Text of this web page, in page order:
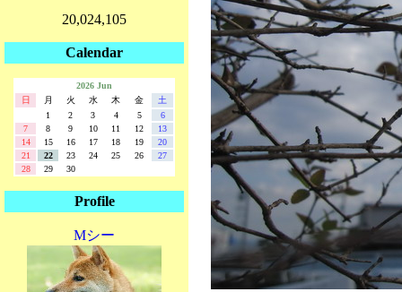
20,024,105
Calendar
2026 Jun
日
月 火 水 木 金
土
1
2 3 4 5
6
7
8 9 10 11 12
13
14
15 16 17 18 19
20
21
22 23 24 25 26
27
28
29 30
Profile
Mシー